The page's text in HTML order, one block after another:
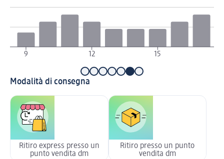
9 12 15
Modalità di consegna
Ritiro express presso un
punto vendita dm
Ritiro presso un punto
vendita dm